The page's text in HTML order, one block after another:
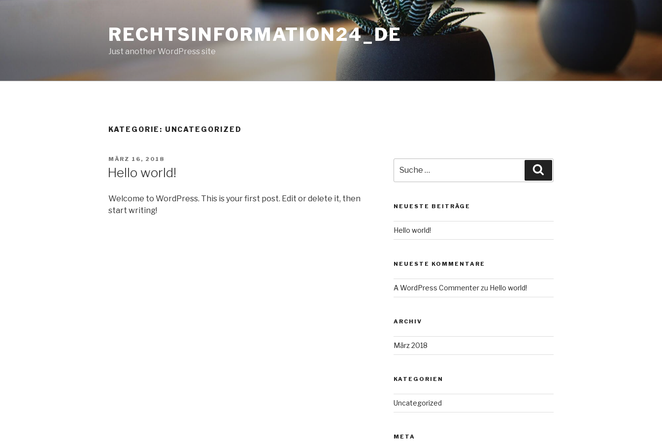
RECHTSINFORMATION24_DE
Just another WordPress site
KATEGORIE: UNCATEGORIZED
VERÖFFENTLICHT
AM
MÄRZ 16, 2018
Hello world!
Welcome to WordPress. This is your first post. Edit or delete it, then
start writing!
nach:
NEUESTE BEITRÄGE
Hello world!
NEUESTE KOMMENTARE
A WordPress Commenterzu Hello world!
ARCHIV
März 2018
KATEGORIEN
Uncategorized
META